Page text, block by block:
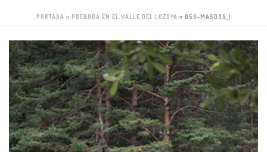
PORTADA » PREBODA EN EL VALLE DEL LOZOYA » 050-MASDOS_1